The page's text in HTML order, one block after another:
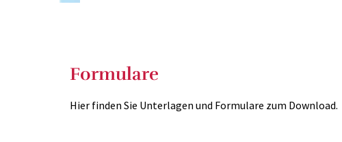
Formulare
Hier finden Sie Unterlagen und Formulare zum Download.